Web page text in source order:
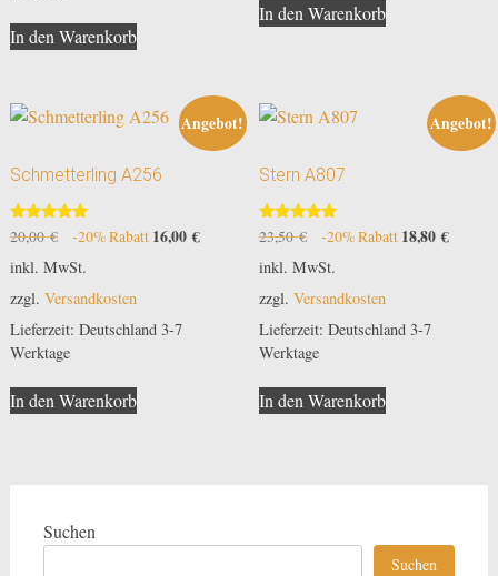
In den Warenkorb
In den Warenkorb
Angebot!
Schmetterling A256
Bewertet
mit
5.00
von 5
20,00€
Ursprünglicher
Preis
war:
20,00 €
-20% Rabatt 16,00€Aktueller
inkl. MwSt.
zzgl. Versandkosten
Lieferzeit: Deutschland 3-7
Werktage
In den Warenkorb
Angebot!
Stern A807
Bewertet
mit
5.00
von 5
23,50€
Ursprünglicher
Preis
war:
23,50 €
-20% Rabatt 18,80€
inkl. MwSt.
zzgl. Versandkosten
Lieferzeit: Deutschland 3-7
Werktage
In den Warenkorb
Suchen
Suchen